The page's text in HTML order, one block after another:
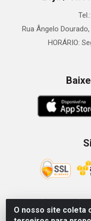
O nosso site coleta
Rua Ângelo
HORÁRIO:
Zein Importação e